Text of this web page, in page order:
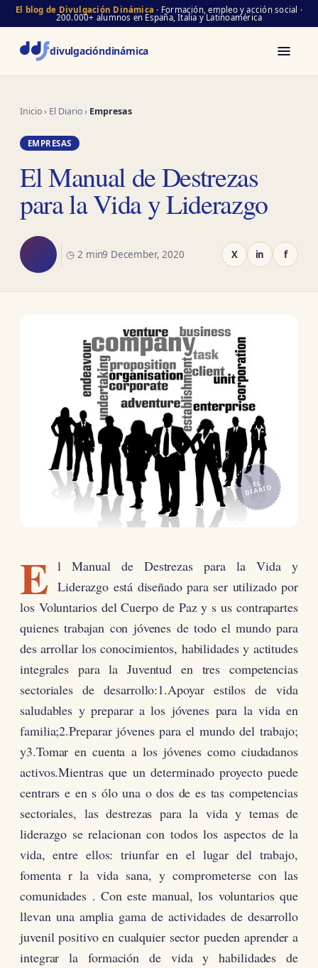
El blog de Divulgación Dinámica · Formación, empleo y acción social ·
200.000+ alumnos en España, Italia y Latinoamérica
divulgacióndinámica
Inicio› El Diario› Empresas
EMPRESAS
El Manual de Destrezas
para la Vida y Liderazgo
◷ 2 min9 December, 2020 X in f
EL
DIARIO
E l Manual de Destrezas para la Vida y
Liderazgo está diseñado para ser utilizado por
los Voluntarios del Cuerpo de Paz y s us contrapartes
quienes trabajan con jóvenes de todo el mundo para
des arrollar los conocimientos, habilidades y actitudes
integrales para la Juventud en tres competencias
sectoriales de desarrollo:1.Apoyar estilos de vida
saludables y preparar a los jóvenes para la vida en
familia;2.Preparar jóvenes para el mundo del trabajo;
y3.Tomar en cuenta a los jóvenes como ciudadanos
activos.Mientras que un determinado proyecto puede
centrars e en s ólo una o dos de es tas competencias
sectoriales, las destrezas para la vida y temas de
liderazgo se relacionan con todos los aspectos de la
vida, entre ellos: triunfar en el lugar del trabajo,
fomenta r la vida sana, y comprometerse con las
comunidades . Con este manual, los voluntarios que
llevan una amplia gama de actividades de desarrollo
juvenil positivo en cualquier sector pueden aprender a
integrar la formación de vida y habilidades de